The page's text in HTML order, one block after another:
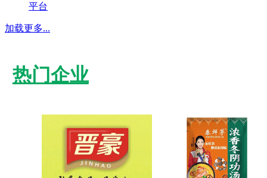
平台
加载更多...
热门企业